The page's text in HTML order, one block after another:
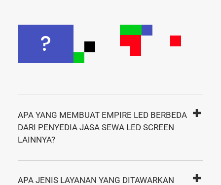
?
APA YANG MEMBUAT EMPIRE LED BERBEDA
DARI PENYEDIA JASA SEWA LED SCREEN
LAINNYA?
APA JENIS LAYANAN YANG DITAWARKAN